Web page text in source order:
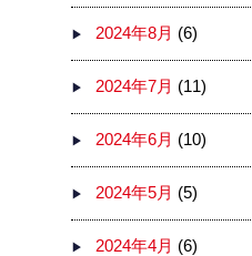
2024年8月 (6)
2024年7月 (11)
2024年6月 (10)
2024年5月 (5)
2024年4月 (6)